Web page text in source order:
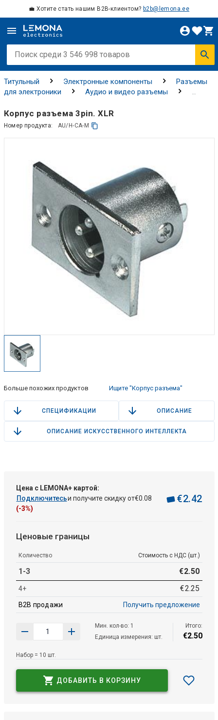
💼 Хотите стать нашим B2B-клиентом? b2b@lemona.ee
Титульный Электронные компоненты
Разъемы
для электроники
Аудио и видео разъемы
Корпус разъема 3pin. XLR
Номер продукта: AU/H-CA-M
Больше похожих продуктов Ищите "Корпус разъема"
СПЕЦИФИКАЦИИ ОПИСАНИЕ
ОПИСАНИЕ ИСКУССТВЕННОГО ИНТЕЛЛЕКТА
Цена с LEMONA+ картой:
Подключитесьи получите скидку от€0.08
(-3%)
€2.42
Ценовые границы
Количество Стоимость с НДС (шт.)
1-3 €2.50
4+ €2.25
B2B продажи Получить предложение
Мин. кол-во: 1
Единица измерения: шт.
Итого:
€2.50
Набор = 10 шт.
ДОБАВИТЬ В КОРЗИНУ